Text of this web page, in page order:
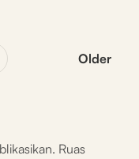
Older
Ruas